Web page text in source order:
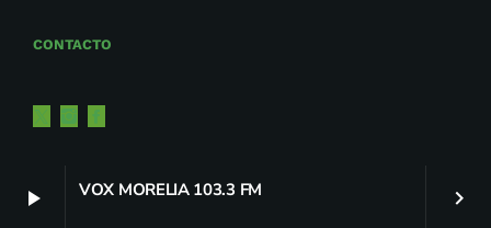
play_arrow VOX MORELIA 103.3 FM keyboard_arrow_right
CONTACTO